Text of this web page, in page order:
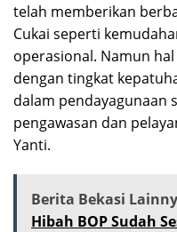
telah memberikan
Cukai seperti
operasional. Namun
dengan tingkat
dalam pendayagunaan
pengawasan dan
Yanti.
Berita Bekasi
Hibah BOP Sudah